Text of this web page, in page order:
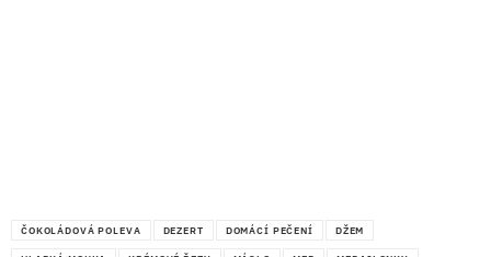
ČOKOLÁDOVÁ POLEVA DEZERT DOMÁCÍ PEČENÍ DŽEM